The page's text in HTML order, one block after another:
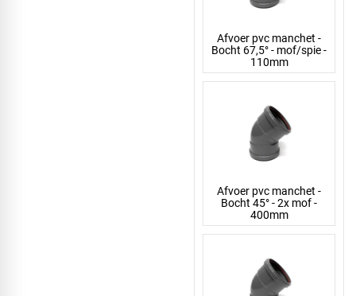
Afvoer pvc manchet -
Bocht 67,5° - mof/spie -
110mm
Afvoer pvc manchet -
Bocht 45° - 2x mof -
400mm